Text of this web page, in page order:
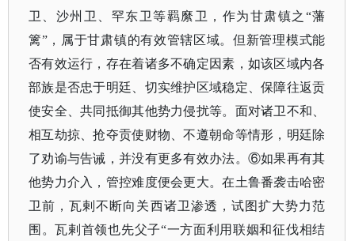
卫、沙州卫、罕东卫等羁縻卫，作为甘肃镇之 “藩
篱”，属于甘肃镇的有效管辖区域。但新管理模式能
否有效运行，存在着诸多不确定因素，如该区域内各
部族是否忠于明廷、切实维护区域稳定、保障往返贡
使安全、共同抵御其他势力侵扰等。面对诸卫不和、
相互劫掠、抢夺贡使财物、不遵朝命等情形，明廷除
了劝谕与告诫，并没有更多有效办法。⑥如果再有其
他势力介入，管控难度便会更大。在土鲁番袭击哈密
卫前，瓦剌不断向关西诸卫渗透，试图扩大势力范
围。瓦剌首领也先父子“一方面利用联姻和征伐相结